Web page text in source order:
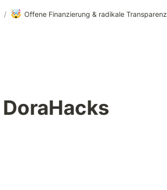
/ 🤯 Offene Finanzierung & radikale Transparenz
DoraHacks